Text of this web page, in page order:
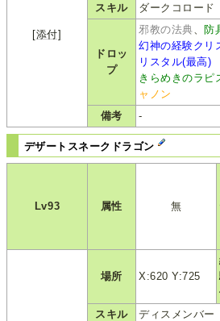
[添付]
スキル
ダークコロード
ドロッ
プ
邪教の法典 、 防
幻神の経験クリ
リスタル(最高)
きらめきのラピ
ャノン
備考
-
デザートスネークドラゴン
Lv93 属性 無
場所 X:620 Y:725
スキル
ディスメンバー